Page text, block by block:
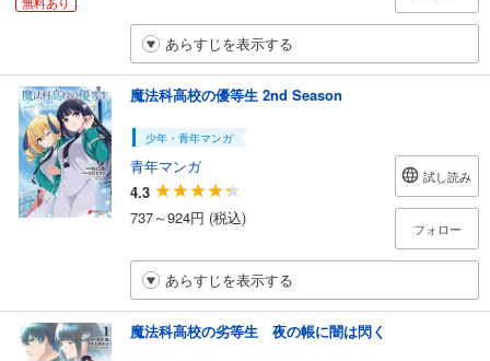
あらすじを表示する
魔法科高校の優等生 2nd Season
少年・青年マンガ
青年マンガ
4.3
737～924円 (税込)
試し読み
フォロー
あらすじを表示する
魔法科高校の劣等生 夜の帳に闇は閃く